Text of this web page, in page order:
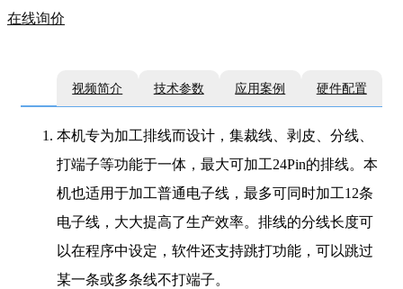
在线询价
视频简介 技术参数 应用案例 硬件配置
本机专为加工排线而设计，集裁线、剥皮、分线、
打端子等功能于一体，最大可加工24Pin的排线。本
机也适用于加工普通电子线，最多可同时加工12条
电子线，大大提高了生产效率。排线的分线长度可
以在程序中设定，软件还支持跳打功能，可以跳过
某一条或多条线不打端子。